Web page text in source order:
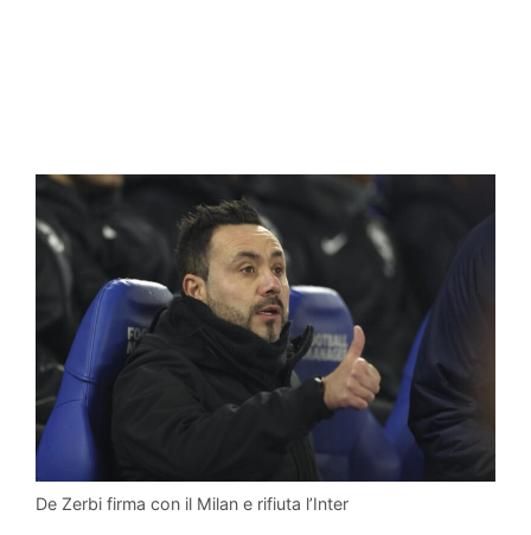
De Zerbi firma con il Milan e rifiuta l’Inter